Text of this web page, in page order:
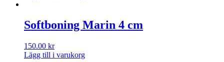
Softboning Marin 4 cm
150.00 kr
Lägg till i varukorg